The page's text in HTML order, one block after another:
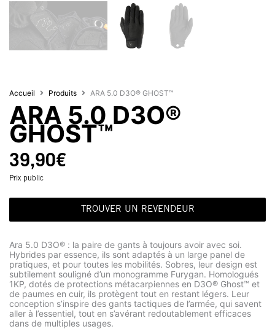
Accueil Produits ARA 5.0 D3O® GHOST™
ARA 5.0 D3O®
GHOST™
39,90€
Prix public
TROUVER UN REVENDEUR
Ara 5.0 D3O® : la paire de gants à toujours avoir avec soi.
Hybrides par essence, ils sont adaptés à un large panel de
pratiques, et pour toutes les mobilités. Sobres, leur design est
subtilement souligné d’un monogramme Furygan. Homologués
1KP, dotés de protections métacarpiennes en D3O® Ghost™ et
de paumes en cuir, ils protègent tout en restant légers. Leur
conception s’inspire des gants tactiques de l’armée, qui savent
aller à l’essentiel, tout en s’avérant redoutablement efficaces
dans de multiples usages.